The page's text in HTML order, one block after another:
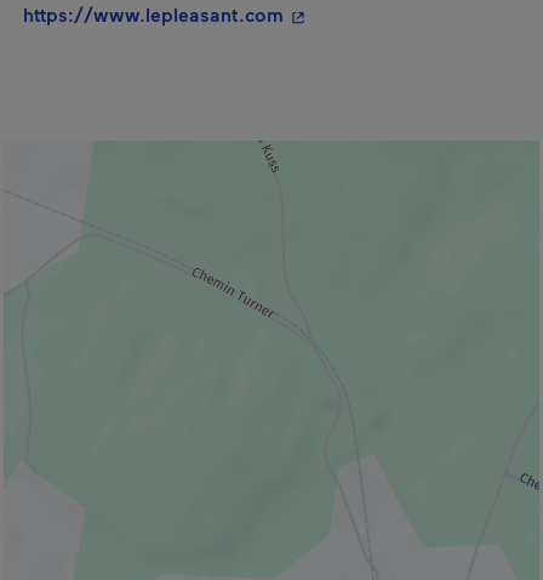
https://www.lepleasant.com - Cet hyperlien s'ouvrira